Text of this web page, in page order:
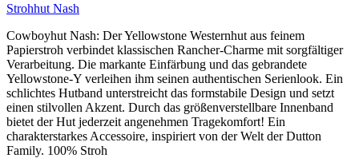
Strohhut Nash
Cowboyhut Nash: Der Yellowstone Westernhut aus feinem
Papierstroh verbindet klassischen Rancher-Charme mit sorgfältiger
Verarbeitung. Die markante Einfärbung und das gebrandete
Yellowstone-Y verleihen ihm seinen authentischen Serienlook. Ein
schlichtes Hutband unterstreicht das formstabile Design und setzt
einen stilvollen Akzent. Durch das größenverstellbare Innenband
bietet der Hut jederzeit angenehmen Tragekomfort! Ein
charakterstarkes Accessoire, inspiriert von der Welt der Dutton
Family. 100% Stroh